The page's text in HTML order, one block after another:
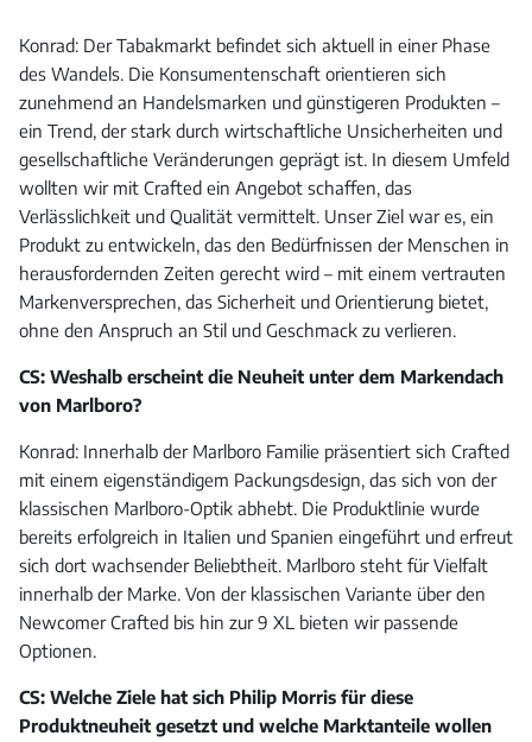
Konrad: Der Tabakmarkt befindet sich aktuell in einer Phase
des Wandels. Die Konsumentenschaft orientieren sich
zunehmend an Handelsmarken und günstigeren Produkten –
ein Trend, der stark durch wirtschaftliche Unsicherheiten und
gesellschaftliche Veränderungen geprägt ist. In diesem Umfeld
wollten wir mit Crafted ein Angebot schaffen, das
Verlässlichkeit und Qualität vermittelt. Unser Ziel war es, ein
Produkt zu entwickeln, das den Bedürfnissen der Menschen in
herausfordernden Zeiten gerecht wird – mit einem vertrauten
Markenversprechen, das Sicherheit und Orientierung bietet,
ohne den Anspruch an Stil und Geschmack zu verlieren.
CS: Weshalb erscheint die Neuheit unter dem Markendach
von Marlboro?
Konrad: Innerhalb der Marlboro Familie präsentiert sich Crafted
mit einem eigenständigem Packungsdesign, das sich von der
klassischen Marlboro-Optik abhebt. Die Produktlinie wurde
bereits erfolgreich in Italien und Spanien eingeführt und erfreut
sich dort wachsender Beliebtheit. Marlboro steht für Vielfalt
innerhalb der Marke. Von der klassischen Variante über den
Newcomer Crafted bis hin zur 9 XL bieten wir passende
Optionen.
CS: Welche Ziele hat sich Philip Morris für diese
Produktneuheit gesetzt und welche Marktanteile wollen